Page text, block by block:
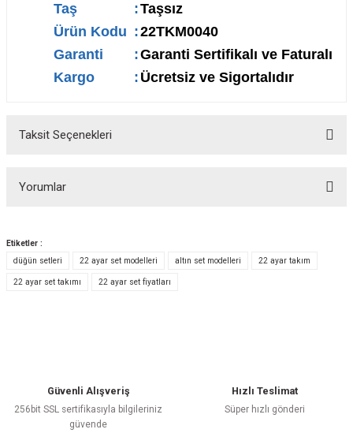
Taş :Taşsız
Ürün Kodu :22TKM0040
Garanti
:Garanti Sertifikalı ve Faturalı
Kargo
: Ücretsiz ve Sigortalıdır
Taksit Seçenekleri
Yorumlar
Bu ürüne ilk yorumu siz yapın!
Etiketler :
düğün setleri
22 ayar set modelleri altın set modelleri 22 ayar takım
22 ayar set takımı 22 ayar set fiyatları
Güvenli Alışveriş
256bit SSL sertifikasıyla bilgileriniz
güvende
Hızlı Teslimat
Süper hızlı gönderi